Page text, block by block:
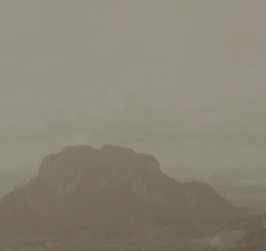
Брал на отпуск